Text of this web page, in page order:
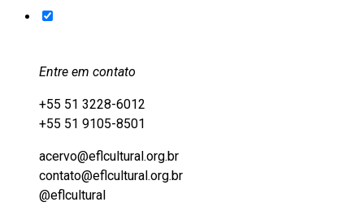
Entre em contato
+55 51 3228-6012
+55 51 9105-8501
acervo@eflcultural.org.br
contato@eflcultural.org.br
@eflcultural